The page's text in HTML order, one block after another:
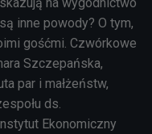
inne powody? O tym,
gośćmi. Czwórkowe
Szczepańska,
par i małżeństw,
ds.
Ekonomiczny